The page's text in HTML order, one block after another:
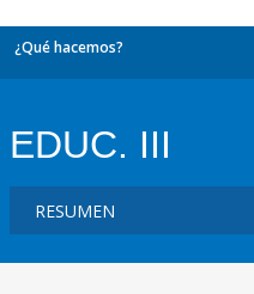
¿Qué hacemos?
EDUC. III